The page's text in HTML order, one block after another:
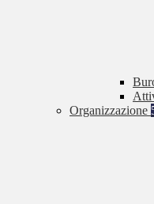
Organizzazione